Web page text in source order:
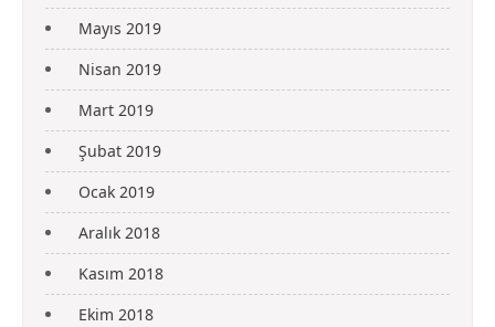
Mayıs 2019
Nisan 2019
Mart 2019
Şubat 2019
Ocak 2019
Aralık 2018
Kasım 2018
Ekim 2018